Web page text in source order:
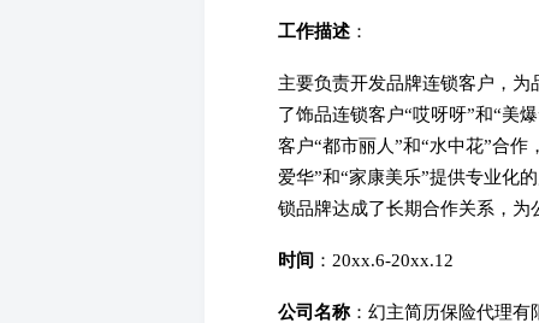
工作描述 ：
主要负责开发品牌连锁客户，
了饰品连锁客户“哎呀呀”和“美
客户“都市丽人”和“水中花”合
爱华”和“家康美乐”提供专业化
锁品牌达成了长期合作关系，
时间 ：20xx.6-20xx.12
公司名称：幻主简历保险代理有